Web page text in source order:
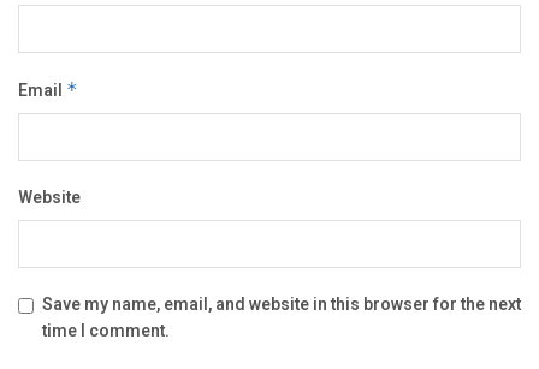
Email *
Website
Save my name, email, and website in this browser for the next
time I comment.